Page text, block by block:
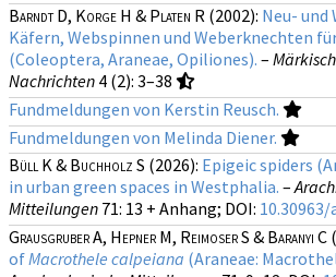
Barndt D, Korge H & Platen R (2002): Neu- und
Käfern, Webspinnen und Weberknechten
(Coleoptera, Araneae, Opiliones). –
Nachrichten 4 (2): 3–38
Fundmeldungen von Kerstin Reusch.
Fundmeldungen von Melinda Diener.
Büll K & Buchholz S (2026): Epigeic spiders
in urban green spaces in Westphalia. –
Mitteilungen 71: 13 + Anhang; DOI:
Grausgruber A, Hepner M, Reimoser S & Baranyi C
ofMacrothele calpeiana (Araneae: